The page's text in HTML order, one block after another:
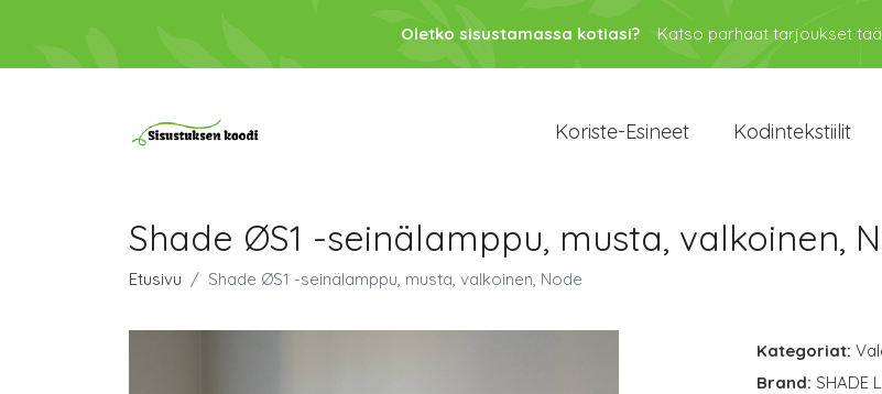
Oletko sisustamassa kotiasi? Katso parhaat tarjoukset
Koriste-Esineet Kodintekstiilit
Shade ØS1 -seinälamppu, musta, valkoinen,
Etusivu Shade ØS1 -seinälamppu, musta, valkoinen, Node
Kategoriat:
Brand: SHADE